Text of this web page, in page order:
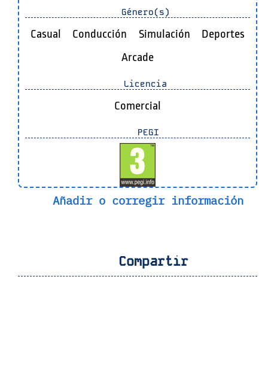
Género(s)
Casual Conducción Simulación
Deportes
Arcade
Licencia
Comercial
PEGI
Añadir o corregir información
Compartir